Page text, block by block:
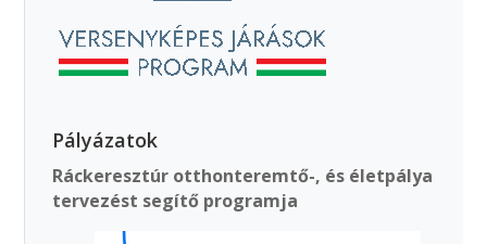
Pályázatok
Ráckeresztúr otthonteremtő-, és életpálya
tervezést segítő programja